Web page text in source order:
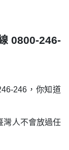
0800-246-
246，你知道
人不會放過任